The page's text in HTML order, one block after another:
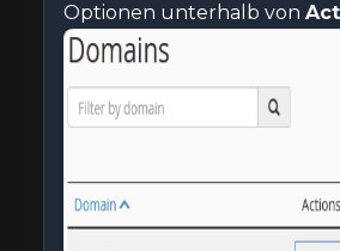
Optionen unterhalb von